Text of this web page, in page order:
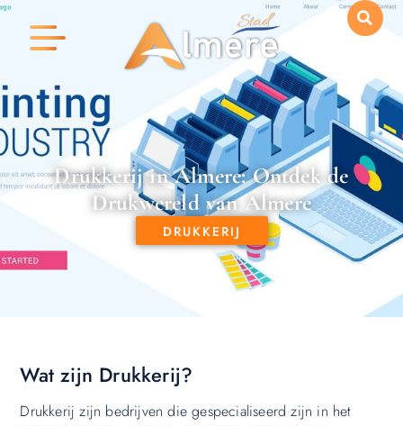
Drukkerij in Almere: Ontdek de
Drukwereld van Almere
DRUKKERIJ
Wat zijn Drukkerij?
Drukkerij zijn bedrijven die gespecialiseerd zijn in het